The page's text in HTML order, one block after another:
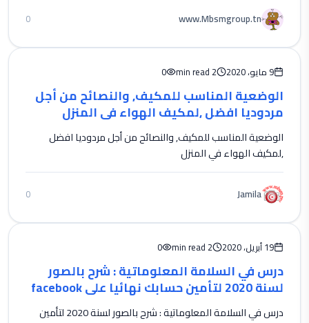
www.Mbsmgroup.tn
0
9 مايو، 2020 2 min read
0
الوضعية المناسب للمكيف, والنصائح من أجل
مردوديا افضل ,لمكيف الهواء في المنزل
الوضعية المناسب للمكيف, والنصائح من أجل مردوديا افضل
,لمكيف الهواء في المنزل
Jamila
0
19 أبريل، 2020 2 min read
0
درس في السلامة المعلوماتية : شرح بالصور
لسنة 2020 لتأمين حسابك نهائيا على facebook
درس في السلامة المعلوماتية : شرح بالصور لسنة 2020 لتأمين